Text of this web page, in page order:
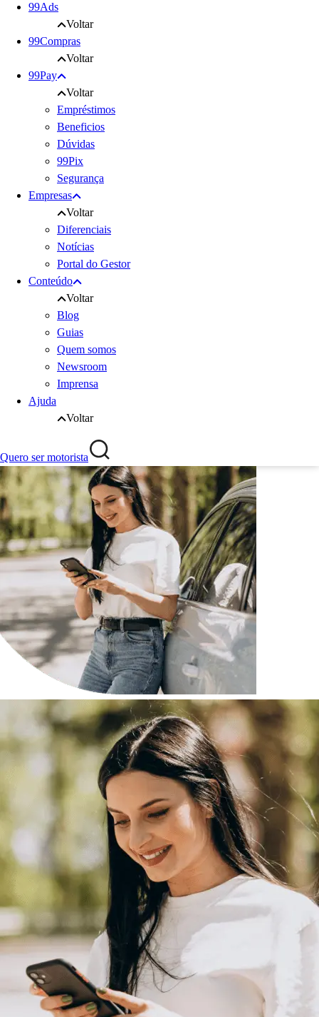
99Ads
Voltar
99Compras
Voltar
99Pay
Voltar
Empréstimos
Beneficios
Dúvidas
99Pix
Segurança
Empresas
Voltar
Diferenciais
Notícias
Portal do Gestor
Conteúdo
Voltar
Blog
Guias
Quem somos
Newsroom
Imprensa
Ajuda
Voltar
Quero ser motorista